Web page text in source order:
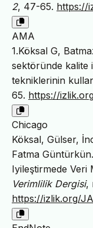
2, 47-65. https://
AMA
1.Köksal G,
sektöründe kalite
tekniklerinin
65. https://
Chicago
Köksal, Gülser,
Fatma
Iyileştirmede Veri
Verimlilik Dergisi,
https://izlik.org/